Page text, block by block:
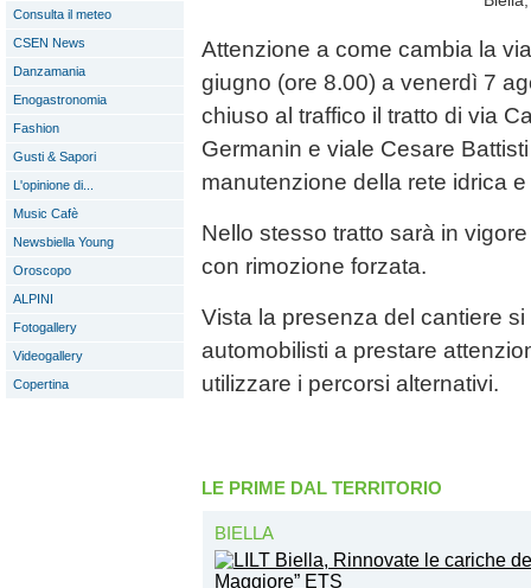
Consulta il meteo
CSEN News
Danzamania
Enogastronomia
Fashion
Gusti & Sapori
L'opinione di...
Music Cafè
Newsbiella Young
Oroscopo
ALPINI
Fotogallery
Videogallery
Copertina
Attenzione a come cambia la
giugno (ore 8.00) a venerdì 7
chiuso al traffico il tratto di via
Germanin e viale Cesare
manutenzione della rete idrica
Nello stesso tratto sarà in
con rimozione forzata.
Vista la presenza del cantiere
automobilisti a prestare
utilizzare i percorsi alternativi.
LE PRIME DAL TERRITORIO
BIELLA